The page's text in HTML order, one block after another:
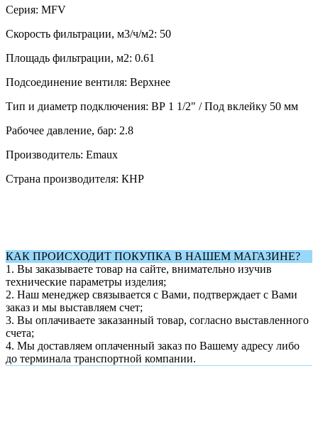
Серия: MFV
Скорость фильтрации, м3/ч/м2: 50
Площадь фильтрации, м2: 0.61
Подсоединение вентиля: Верхнее
Тип и диаметр подключения: ВР 1 1/2" / Под вклейку 50 мм
Рабочее давление, бар: 2.8
Производитель: Emaux
Страна производителя: КНР
КАК ПРОИСХОДИТ ПОКУПКА В НАШЕМ МАГАЗИНЕ?
1. Вы заказываете товар на сайте, внимательно изучив
технические параметры изделия;
2. Наш менеджер связывается с Вами, подтверждает с Вами
заказ и мы выставляем счет;
3. Вы оплачиваете заказанный товар, согласно выставленного
счета;
4. Мы доставляем оплаченный заказ по Вашему адресу либо
до терминала транспортной компании.